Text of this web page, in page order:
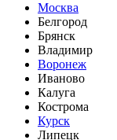
Москва
Белгород
Брянск
Владимир
Воронеж
Иваново
Калуга
Кострома
Курск
Липецк